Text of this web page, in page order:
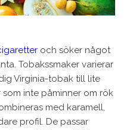
och söker något
Tobakssmaker varierar
Virginia-tobak till lite
inte påminner om rök
med karamell,
profil. De passar